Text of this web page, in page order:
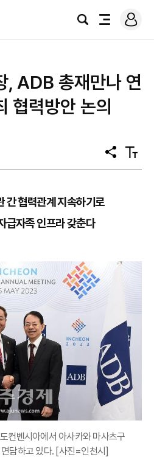
검
전
로
그
, ADB 총재만나 연
협력방안 논의
공
유
텍
스
간 협력관계 지속하기로
급자족 인프라 갖춘다
컨벤시아에서 아사카와 마사츠구
담하고 있다. [사진=인천시]